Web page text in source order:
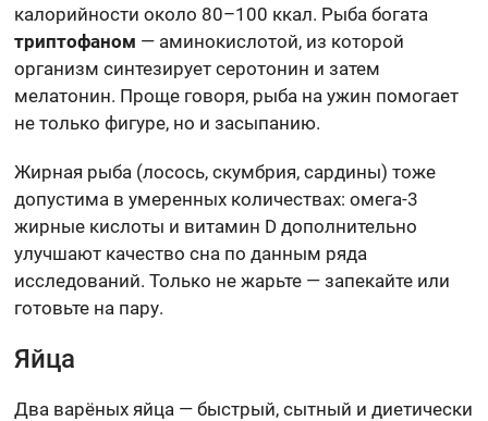
калорийности около 80–100 ккал. Рыба богата
триптофаном — аминокислотой, из которой
организм синтезирует серотонин и затем
мелатонин. Проще говоря, рыба на ужин помогает
не только фигуре, но и засыпанию.
Жирная рыба (лосось, скумбрия, сардины) тоже
допустима в умеренных количествах: омега-3
жирные кислоты и витамин D дополнительно
улучшают качество сна по данным ряда
исследований. Только не жарьте — запекайте или
готовьте на пару.
Яйца
Два варёных яйца — быстрый, сытный и диетически